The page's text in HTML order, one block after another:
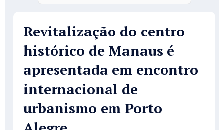
Revitalização do centro
histórico de Manaus é
apresentada em encontro
internacional de
urbanismo em Porto